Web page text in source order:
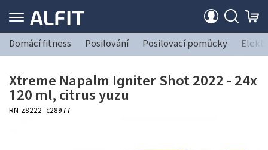
Domácí fitness Posilování Posilovací pomůcky
Xtreme Napalm Igniter Shot 2022 - 24x
120 ml, citrus yuzu
RN-z8222_c28977